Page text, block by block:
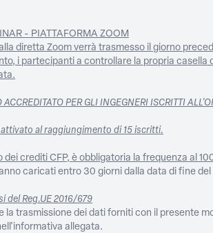
- PIATTAFORMA ZOOM
diretta Zoom verrà trasmesso il giorno
i partecipanti a controllare la propria
PER GLI INGEGNERI ISCRITTI
al raggiungimento di 15 iscritti.
dei crediti CFP, è obbligatoria la frequenza al
caricati entro 30 giorni dalla data di fine del
del Reg.UE 2016/679
la trasmissione dei dati forniti con il presente
allegata.